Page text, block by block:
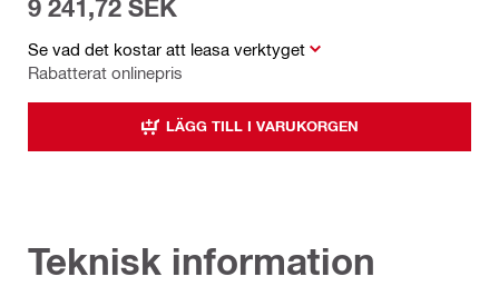
Se vad det kostar att leasa verktyget
Rabatterat onlinepris
9 241,72 SEK
LÄGG TILL I VARUKORGEN
Teknisk information